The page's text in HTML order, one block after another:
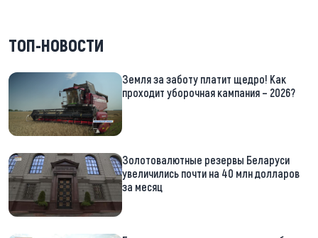
ТОП-НОВОСТИ
Земля за заботу платит щедро! Как
проходит уборочная кампания – 2026?
Золотовалютные резервы Беларуси
увеличились почти на 40 млн долларов
за месяц